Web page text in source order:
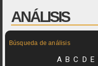
COMUNIDAD
FEEEDBACK
ANÁLISIS
Búsqueda de análisis
A B C D E